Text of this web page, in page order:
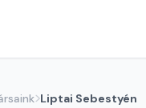
Liptai Sebestyén